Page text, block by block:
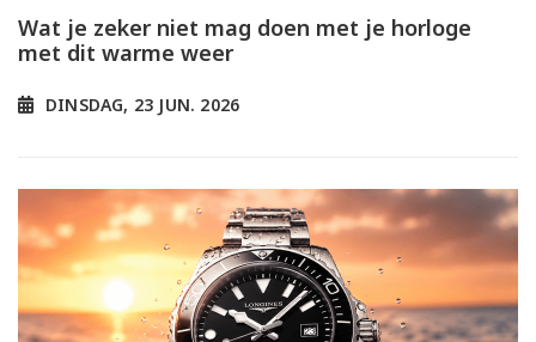
Wat je zeker niet mag doen met je horloge
met dit warme weer
DINSDAG, 23 JUN. 2026